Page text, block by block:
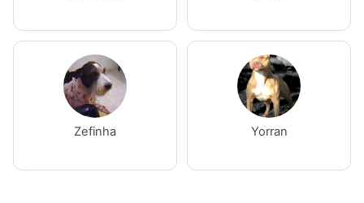
Zefinha Yorran